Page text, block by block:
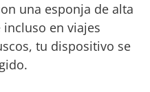
una esponja de alta
en viajes
tu dispositivo se